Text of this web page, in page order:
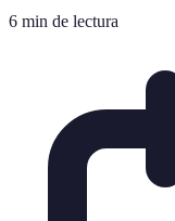
6 min de lectura